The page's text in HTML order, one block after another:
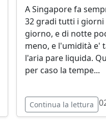
A Singapore fa
32 gradi tutti i
giorno, e di notte
meno, e l'umidità e'
l'aria pare liquida.
per caso la tempe...
Continua la lettura